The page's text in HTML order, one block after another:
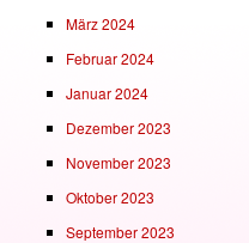
März 2024
Februar 2024
Januar 2024
Dezember 2023
November 2023
Oktober 2023
September 2023